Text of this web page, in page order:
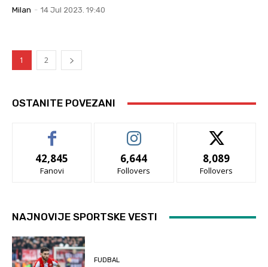
Milan - 14 Jul 2023. 19:40
1 2
OSTANITE POVEZANI
42,845
Fanovi
6,644
Follovers
8,089
Follovers
NAJNOVIJE SPORTSKE VESTI
FUDBAL